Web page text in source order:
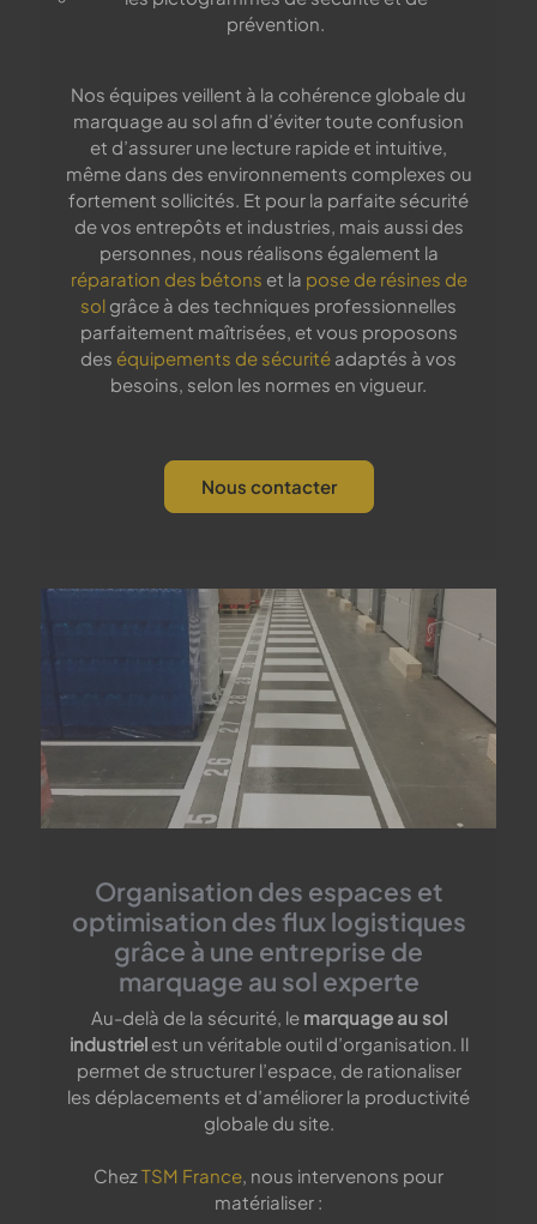
prévention.
Nos équipes veillent à la cohérence globale du
marquage au sol afin d’éviter toute confusion
et d’assurer une lecture rapide et intuitive,
même dans des environnements complexes ou
fortement sollicités. Et pour la parfaite sécurité
de vos entrepôts et industries, mais aussi des
personnes, nous réalisons également la
réparation des bétons et la pose de résines de
sol grâce à des techniques professionnelles
parfaitement maîtrisées, et vous proposons
des équipements de sécurité adaptés à vos
besoins, selon les normes en vigueur.
Nous contacter
Organisation des espaces et
optimisation des flux logistiques
grâce à une entreprise de
marquage au sol experte
Au-delà de la sécurité, lemarquage au sol
industrielest un véritable outil d’organisation. Il
permet de structurer l’espace, de rationaliser
les déplacements et d’améliorer la productivité
globale du site.
ChezTSM France, nous intervenons pour
matérialiser :